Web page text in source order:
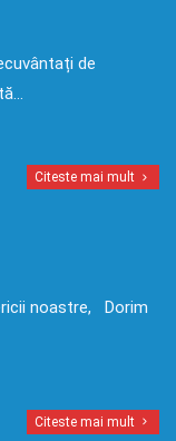
de
Citeste mai mult
noastre, Dorim
Citeste mai mult